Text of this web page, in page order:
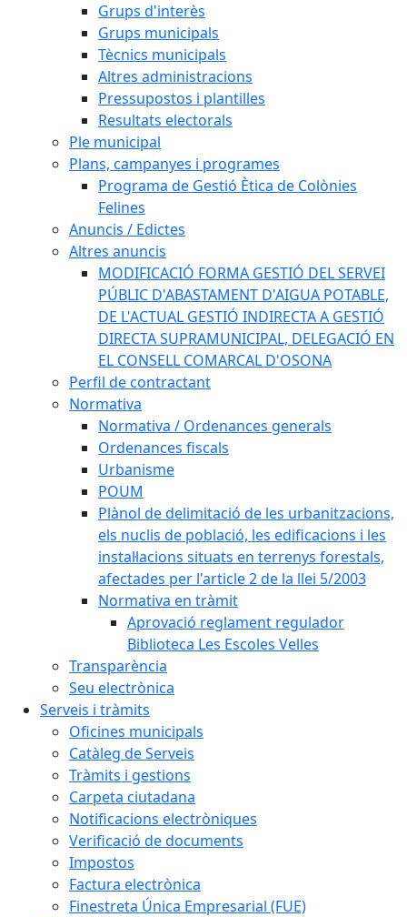
Grups d'interès
Grups municipals
Tècnics municipals
Altres administracions
Pressupostos i plantilles
Resultats electorals
Ple municipal
Plans, campanyes i programes
Programa de Gestió Ètica de Colònies
Felines
Anuncis / Edictes
Altres anuncis
MODIFICACIÓ FORMA GESTIÓ DEL SERVEI
PÚBLIC D'ABASTAMENT D'AIGUA POTABLE,
DE L'ACTUAL GESTIÓ INDIRECTA A GESTIÓ
DIRECTA SUPRAMUNICIPAL, DELEGACIÓ EN
EL CONSELL COMARCAL D'OSONA
Perfil de contractant
Normativa
Normativa / Ordenances generals
Ordenances fiscals
Urbanisme
POUM
Plànol de delimitació de les urbanitzacions,
els nuclis de població, les edificacions i les
instal·lacions situats en terrenys forestals,
afectades per l'article 2 de la llei 5/2003
Normativa en tràmit
Aprovació reglament regulador
Biblioteca Les Escoles Velles
Transparència
Seu electrònica
Serveis i tràmits
Oficines municipals
Catàleg de Serveis
Tràmits i gestions
Carpeta ciutadana
Notificacions electròniques
Verificació de documents
Impostos
Factura electrònica
Finestreta Única Empresarial (FUE)